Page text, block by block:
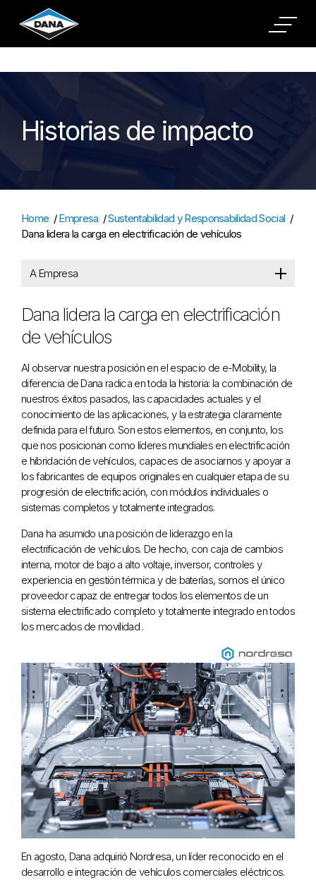
Cookies Settings
Historias de impacto
Home /Empresa /Sustentabilidad y Responsabilidad Social /
Dana lidera la carga en electrificación de vehículos
A Empresa
Dana lidera la carga en electrificación
de vehículos
Al observar nuestra posición en el espacio de e-Mobility, la
diferencia de Dana radica en toda la historia: la combinación de
nuestros éxitos pasados, las capacidades actuales y el
conocimiento de las aplicaciones, y la estrategia claramente
definida para el futuro. Son estos elementos, en conjunto, los
que nos posicionan como líderes mundiales en electrificación
e hibridación de vehículos, capaces de asociarnos y apoyar a
los fabricantes de equipos originales en cualquier etapa de su
progresión de electrificación, con módulos individuales o
sistemas completos y totalmente integrados.
Dana ha asumido una posición de liderazgo en la
electrificación de vehículos. De hecho, con caja de cambios
interna, motor de bajo a alto voltaje, inversor, controles y
experiencia en gestión térmica y de baterías, somos el único
proveedor capaz de entregar todos los elementos de un
sistema electrificado completo y totalmente integrado en todos
los mercados de movilidad .
En agosto, Dana adquirió Nordresa, un líder reconocido en el
desarrollo e integración de vehículos comerciales eléctricos.